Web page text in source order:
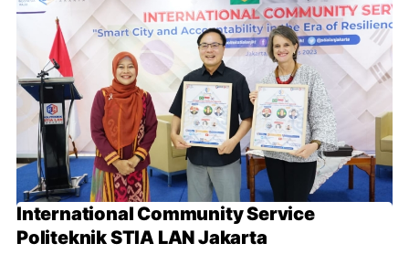
International Community Service
Politeknik STIA LAN Jakarta